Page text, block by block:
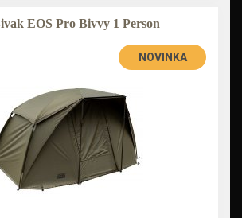
EOS Pro Bivvy 1 Person
NOVINKA